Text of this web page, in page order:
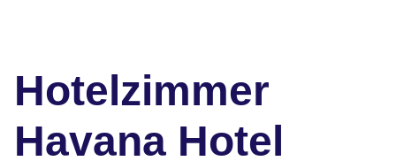
Hotelzimmer
Havana Hotel